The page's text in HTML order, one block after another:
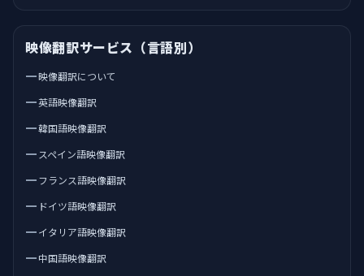
映像翻訳サービス（言語別）
映像翻訳について
英語映像翻訳
韓国語映像翻訳
スペイン語映像翻訳
フランス語映像翻訳
ドイツ語映像翻訳
イタリア語映像翻訳
中国語映像翻訳